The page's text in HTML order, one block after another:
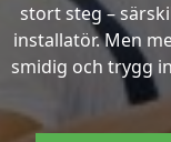
stort steg –
installatör. Men
smidig och trygg